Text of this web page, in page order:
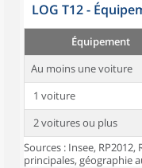
LOG T12 -
Équipement
Au moins une voiture
1 voiture
2 voitures ou plus
Sources : Insee,
principales, géographie